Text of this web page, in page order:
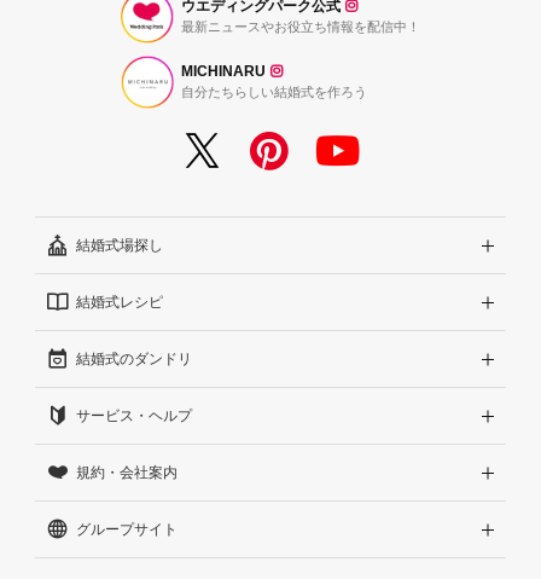
ウエディングパーク公式
最新ニュースやお役立ち情報を配信中！
MICHINARU
自分たちらしい結婚式を作ろう
結婚式場探し
エリアから探す
こだわりから探す
雰囲気から探す
見積りから探す
ランキングから探す
結婚式レシピ
結婚式準備レポート『ハナレポ』
結婚式当日の動画『ムビレポ』
結婚式のダンドリ
結婚準備ガイド
Wedding Park Magazine
結婚お悩みQ&A
サービス・ヘルプ
サイトコンセプト
はじめての方へ
規約・会社案内
利用規約
グループサイト